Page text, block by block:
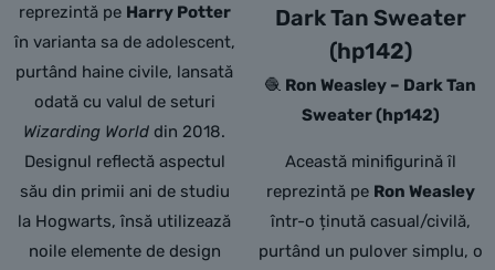
reprezintă pe Harry Potter
în varianta sa de adolescent,
purtând haine civile, lansată
odată cu valul de seturi
Wizarding World din 2018.
Designul reflectă aspectul
său din primii ani de studiu
la Hogwarts, însă utilizează
noile elemente de design
Dark Tan Sweater
(hp142)
🧶 Ron Weasley – Dark Tan
Sweater (hp142)
Această minifigurină îl
reprezintă pe Ron Weasley
într-o ținută casual/civilă,
purtând un pulover simplu, o